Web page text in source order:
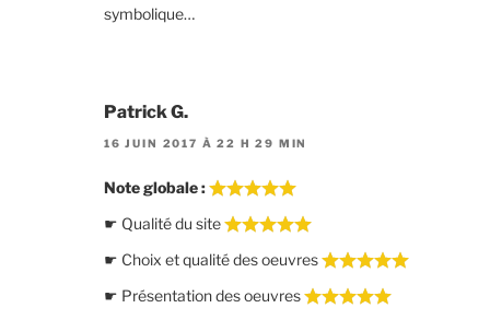
symbolique…
Patrick G.
16 JUIN 2017 À 22 H 29 MIN
Note globale :
☛ Qualité du site
☛ Choix et qualité des oeuvres
☛ Présentation des oeuvres